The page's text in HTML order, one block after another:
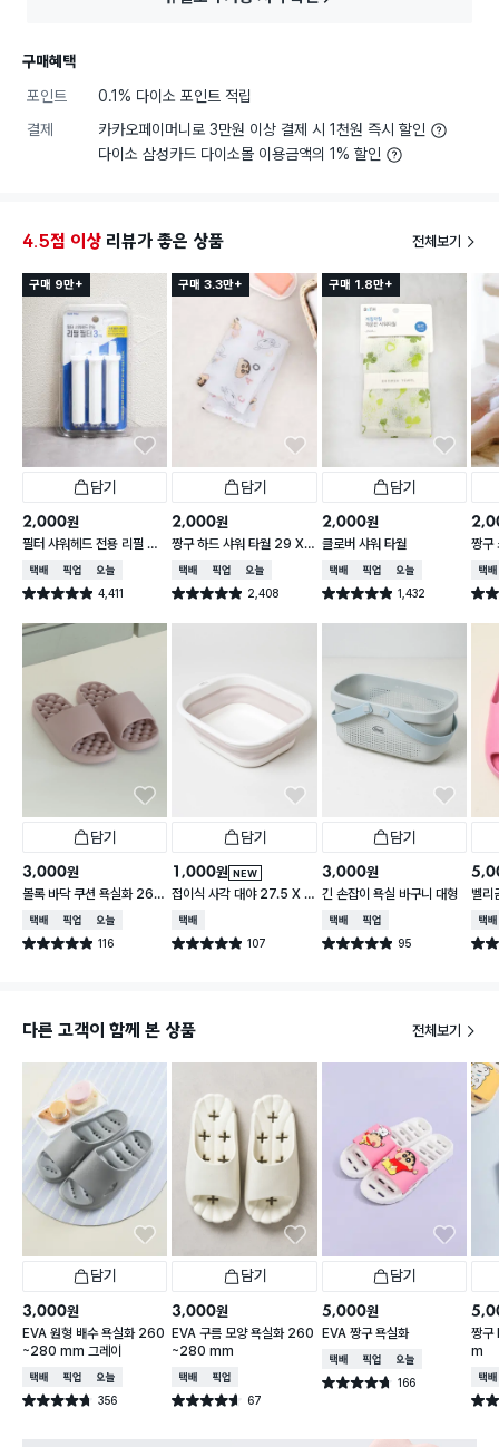
구매혜택
포인트
0.1% 다이소 포인트 적립
결제
카카오페이머니로 3만원 이상 결제 시 1천원 즉시 할인
다이소 삼성카드 다이소몰 이용금액의 1% 할인
4.5점 이상 리뷰가 좋은 상품 전체보기
구매 9만+
담기
2,000원
필터 샤워헤드 전용 리필 필
터 3개입
택배배송매장픽업오늘배송
별점 4.9점 4,411
건 작성
구매 3.3만+
담기
2,000원
짱구 하드 샤워 타월 29 X
95 cm
택배배송매장픽업오늘배송
별점 4.9점 2,408
건 작성
구매 1.8만+
담기
2,000원
클로버 샤워 타월
택배배송매장픽업오늘배송
별점 4.9점 1,432
건 작성
짱구
X
택배
별점
담기
3,000원
볼록 바닥 쿠션 욕실화 260
~280 mm
택배배송매장픽업오늘배송
별점 4.9점 116
건 작성
담기
NEW
1,000원
접이식 사각 대야 27.5 X 2
3 cm
택배배송
별점 4.9점 107
건 작성
담기
3,000원
긴 손잡이 욕실 바구니 대형
택배배송매장픽업
별점 4.9점 95
건 작성
벨리
택배
별점
다른 고객이 함께 본 상품 전체보기
담기
3,000원
EVA 원형 배수 욕실화 260
~280 mm 그레이
택배배송매장픽업오늘배송
별점 4.7점 356
건 작성
담기
3,000원
EVA 구름 모양 욕실화 260
~280 mm
택배배송매장픽업
별점 4.6점 67
건 작성
담기
5,000원
EVA 짱구 욕실화
택배배송매장픽업오늘배송
별점 4.7점 166
건 작성
짱구
m
택배
별점